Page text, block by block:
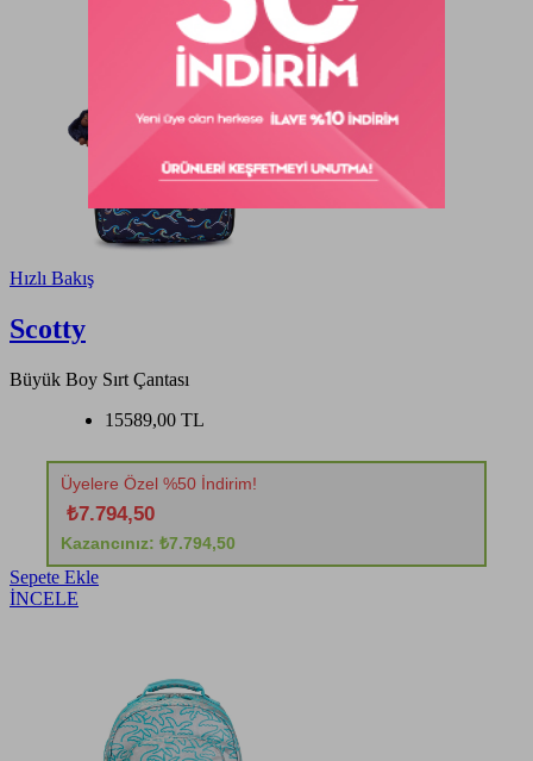
Hızlı Bakış
Scotty
Büyük Boy Sırt Çantası
15589,00 TL
Üyelere Özel %50 İndirim!
₺7.794,50
Kazancınız: ₺7.794,50
Sepete Ekle
İNCELE